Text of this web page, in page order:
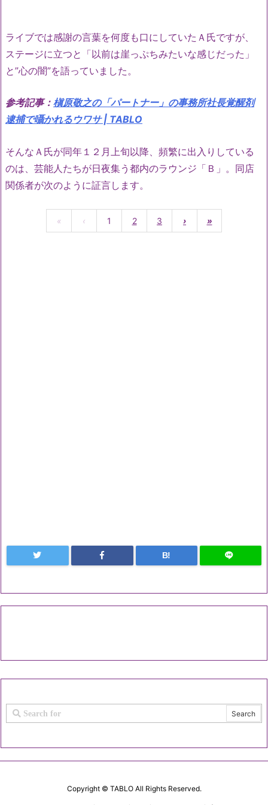
ライブでは感謝の言葉を何度も口にしていたＡ氏ですが、
ステージに立つと「以前は崖っぷちみたいな感じだった」
と”心の闇”を語っていました。
参考記事： 槇原敬之の「パートナー」の事務所社長覚醒剤
逮捕で囁かれるウワサ | TABLO
そんなＡ氏が同年１２月上旬以降、頻繁に出入りしている
のは、芸能人たちが日夜集う都内のラウンジ「Ｂ」。同店
関係者が次のように証言します。
« ‹ 1 2 3 › »
B!
Copyright © TABLOAll Rights Reserved.